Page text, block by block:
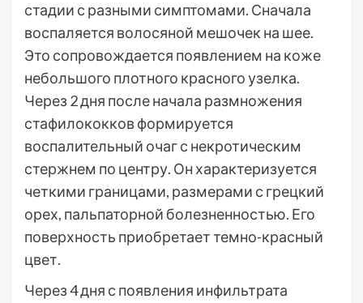
стадии с разными симптомами. Сначала
воспаляется волосяной мешочек на шее.
Это сопровождается появлением на коже
небольшого плотного красного узелка.
Через 2 дня после начала размножения
стафилококков формируется
воспалительный очаг с некротическим
стержнем по центру. Он характеризуется
четкими границами, размерами с грецкий
орех, пальпаторной болезненностью. Его
поверхность приобретает темно-красный
цвет.
Через 4 дня с появления инфильтрата